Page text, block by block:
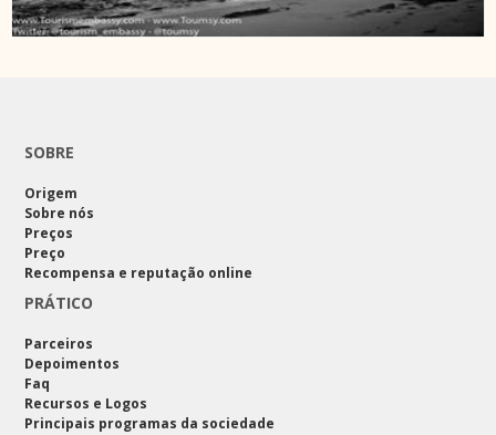
SOBRE
Origem
Sobre nós
Preços
Preço
Recompensa e reputação online
PRÁTICO
Parceiros
Depoimentos
Faq
Recursos e Logos
Principais programas da sociedade